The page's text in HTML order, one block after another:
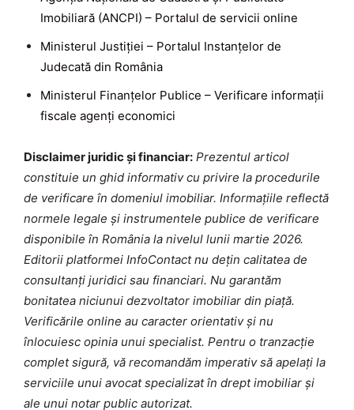
Imobiliară (ANCPI) – Portalul de servicii online
Ministerul Justiției – Portalul Instanțelor de
Judecată din România
Ministerul Finanțelor Publice – Verificare informații
fiscale agenți economici
Disclaimer juridic și financiar: Prezentul articol
constituie un ghid informativ cu privire la procedurile
de verificare în domeniul imobiliar. Informațiile reflectă
normele legale și instrumentele publice de verificare
disponibile în România la nivelul lunii martie 2026.
Editorii platformei InfoContact nu dețin calitatea de
consultanți juridici sau financiari. Nu garantăm
bonitatea niciunui dezvoltator imobiliar din piață.
Verificările online au caracter orientativ și nu
înlocuiesc opinia unui specialist. Pentru o tranzacție
complet sigură, vă recomandăm imperativ să apelați la
serviciile unui avocat specializat în drept imobiliar și
ale unui notar public autorizat.